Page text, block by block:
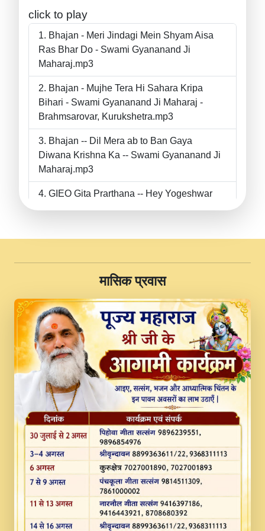
click to play
Bhajan - Meri Jindagi Mein Shyam Aisa
Ras Bhar Do - Swami Gyananand Ji
Maharaj.mp3
Bhajan - Mujhe Tera Hi Sahara Kripa
Bihari - Swami Gyananand Ji Maharaj -
Brahmsarovar, Kurukshetra.mp3
Bhajan -- Dil Mera ab to Ban Gaya
Diwana Krishna Ka -- Swami Gyananand Ji
Maharaj.mp3
GIEO Gita Prarthana -- Hey Yogeshwar
II Swami Gyananand Ji Maharaj.mp3
JINU SATGURU AAP BULAVE by Rasik
Pawan ji 20-11-19 Sankirtan At VEER JI
PRABHU KUTEER CHANNEL.mp3
Kina Sohna Tera Bhawan Sajaya Mata
Vaishno Devi Aarti Mata Rani Bhajan By
Lakhwinder Wadali Ji.mp3
MERE MANN VICH KANTH KALER
NEW PUNAJBI DEVOTIONAL SONG 2017
FULL VIDEO HD.mp3
Na To Roop Hai Bindu Ji Maharaj Pad - A
Divine Bhajan by Shri Indresh Ji
#BhaktiPath.mp3
Radha Rani Ki Kirpa Best Devotional
Song By Chitra Vichitra.mp3
​मासिक प्रवास